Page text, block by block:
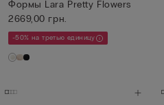
Формы Lara Pretty Flowers
2669,00 грн.
-50% на третью единицу